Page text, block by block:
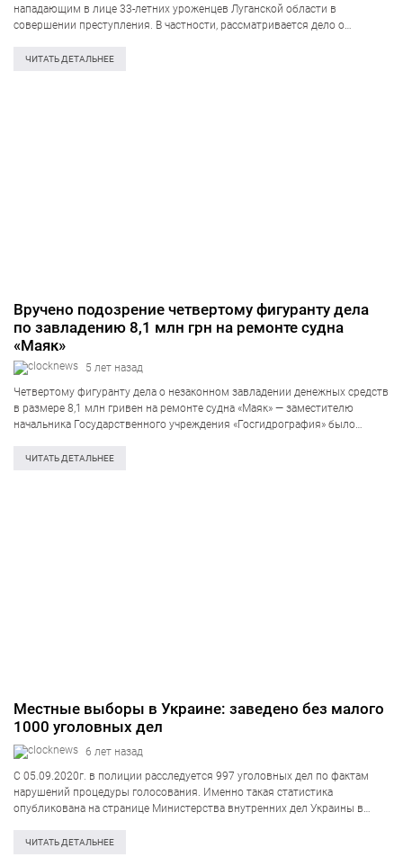
нападающим в лице 33-летних уроженцев Луганской области в
совершении преступления. В частности, рассматривается дело о
мера пресечения — 60 суток содержания…
ЧИТАТЬ ДЕТАЛЬНЕЕ
Вручено подозрение четвертому фигуранту дела
по завладению 8,1 млн грн на ремонте судна
«Маяк»
5 лет назад
Четвертому фигуранту дела о незаконном завладении денежных средств
в размере 8,1 млн гривен на ремонте судна «Маяк» — заместителю
начальника Государственного учреждения «Госгидрография» было
Киева. Чиновники государственной компании вступили в сговор с
ЧИТАТЬ ДЕТАЛЬНЕЕ
Местные выборы в Украине: заведено без малого
1000 уголовных дел
6 лет назад
С 05.09.2020г. в полиции расследуется 997 уголовных дел по фактам
нарушений процедуры голосования. Именно такая статистика
опубликована на странице Министерства внутренних дел Украины в
15 615 заявлений с сообщениями, в которых люди…
ЧИТАТЬ ДЕТАЛЬНЕЕ